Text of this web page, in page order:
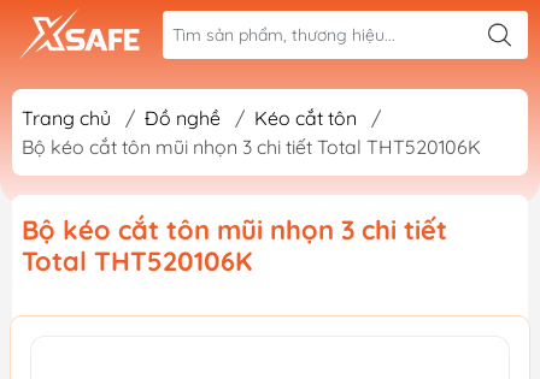
Trang chủ / Đồ nghề / Kéo cắt tôn
/
Bộ kéo cắt tôn mũi nhọn 3 chi tiết Total THT520106K
Bộ kéo cắt tôn mũi nhọn 3 chi tiết
Total THT520106K